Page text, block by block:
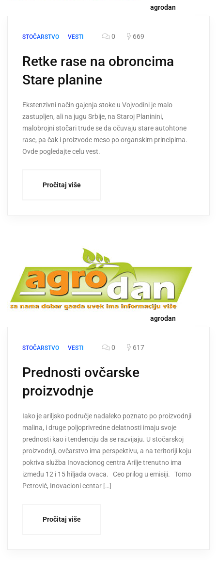
agrodan
STOČARSTVO VESTI 0 669
Retke rase na obroncima
Stare planine
Ekstenzivni način gajenja stoke u Vojvodini je malo
zastupljen, ali na jugu Srbije, na Staroj Planinini,
malobrojni stočari trude se da očuvaju stare autohtone
rase, pa čak i proizvode meso po organskim principima.
Ovde pogledajte celu vest.
Pročitaj više
agrodan
STOČARSTVO VESTI 0 617
Prednosti ovčarske
proizvodnje
Iako je ariljsko područje nadaleko poznato po proizvodnji
malina, i druge poljoprivredne delatnosti imaju svoje
prednosti kao i tendenciju da se razvijaju. U stočarskoj
proizvodnji, ovčarstvo ima perspektivu, a na teritoriji koju
pokriva služba Inovacionog centra Arilje trenutno ima
između 12 i 15 hiljada ovaca. Ceo prilog u emisiji. Tomo
Petrović, Inovacioni centar […]
Pročitaj više